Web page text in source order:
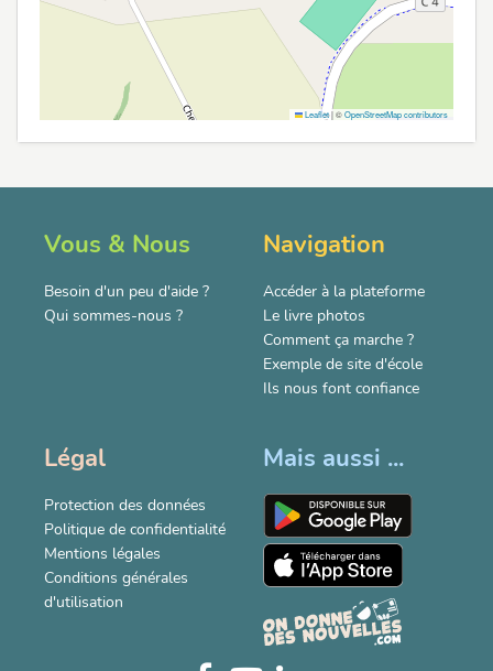
Leaflet|©OpenStreetMap contributors
Vous & Nous
Besoin d'un peu d'aide ?
Qui sommes-nous ?
Navigation
Accéder à la plateforme
Le livre photos
Comment ça marche ?
Exemple de site d'école
Ils nous font confiance
Légal
Protection des données
Politique de confidentialité
Mentions légales
Conditions générales
d'utilisation
Mais aussi ...